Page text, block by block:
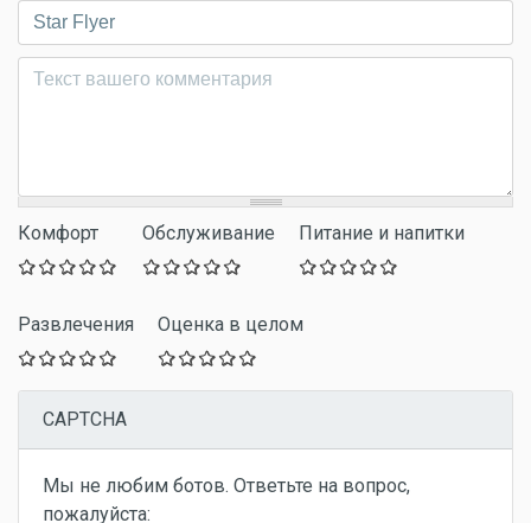
Комментарий*
Комфорт Обслуживание Питание и напитки
Развлечения Оценка в целом
CAPTCHA
Мы не любим ботов. Ответьте на вопрос,
пожалуйста: